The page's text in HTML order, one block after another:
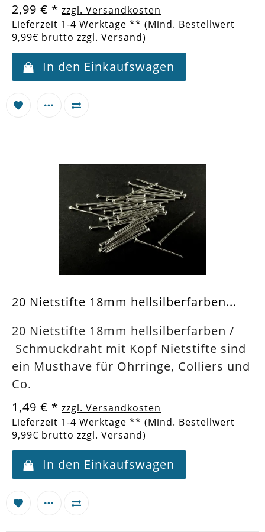
2,99 € * zzgl. Versandkosten
Lieferzeit 1-4 Werktage ** (Mind. Bestellwert
9,99€ brutto zzgl. Versand)
In den Einkaufswagen
20 Nietstifte 18mm hellsilberfarben...
20 Nietstifte 18mm hellsilberfarben /
Schmuckdraht mit Kopf Nietstifte sind
ein Musthave für Ohrringe, Colliers und
Co.
1,49 € * zzgl. Versandkosten
Lieferzeit 1-4 Werktage ** (Mind. Bestellwert
9,99€ brutto zzgl. Versand)
In den Einkaufswagen